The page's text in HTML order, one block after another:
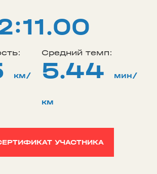
км/
Средний темп:
5.44 мин/
км
УЧАСТНИКА